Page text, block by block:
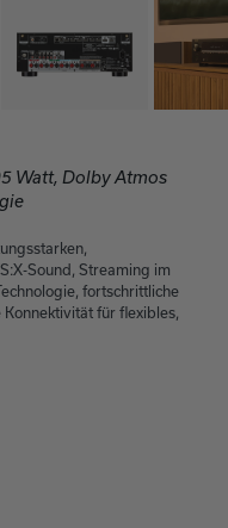
Watt, Dolby Atmos
Sound, Streaming im
fortschrittliche
für flexibles,